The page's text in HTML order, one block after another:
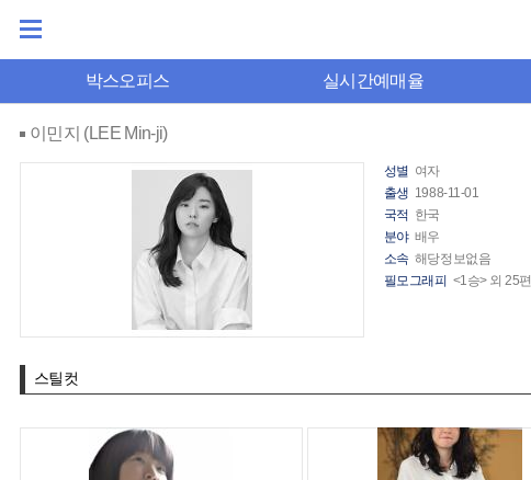
박스오피스 실시간예매율
이민지 (LEE Min-ji)
성별 여자
출생 1988-11-01
국적 한국
분야 배우
소속 해당정보없음
필모그래피 <1승> 외 25편
스틸컷